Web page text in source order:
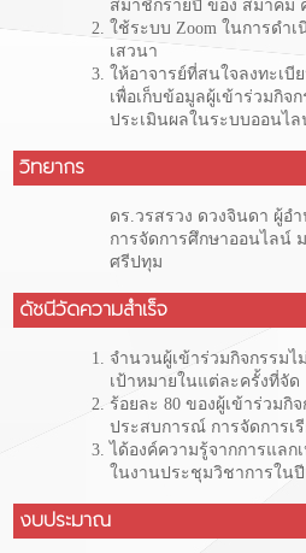
สมาชิกรายปี ของ สมาคม
ใช้ระบบ Zoom ในการดำ
เสวนา
ให้อาจารย์ที่สนใจลงทะเบี
เพื่อเก็บข้อมูลผู้เข้าร่วมกิจ
ประเมินผลในระบบออนไล
วิทยากร
ดร.วรสรวง ดวงจินดา ผู้อ
การจัดการศึกษาออนไลน์
ศรีปทุม
ดัชนีวัดความสำเร็จ
จำนวนผู้เข้าร่วมกิจกรรมไ
เป้าหมายในแต่ละครั้งที่จัด
ร้อยละ 80 ของผู้เข้าร่วมกิ
ประสบการณ์ การจัดการเ
ได้องค์ความรู้จากการแลก
ในงานประชุมวิชาการในปี
งบประมาณ